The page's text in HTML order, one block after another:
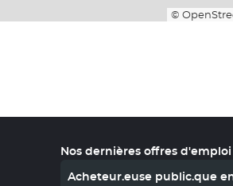
©
Nos dernières offres d'emploi
Acheteur.euse public.que